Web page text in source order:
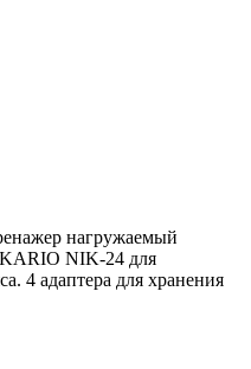
нагружаемый
NIK-24 для
4 адаптера для хранения